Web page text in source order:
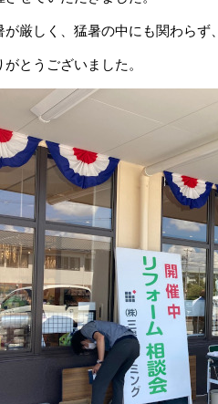
が厳しく、猛暑の中にも関わらず
がとうございました。